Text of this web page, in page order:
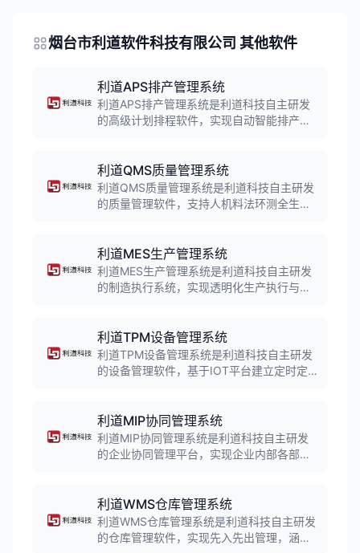
烟台市利道软件科技有限公司 其他软件
利道APS排产管理系统
利道APS排产管理系统是利道科技自主研发
的高级计划排程软件，实现自动智能排产，
利用率和交付准时率。
利道QMS质量管理系统
利道QMS质量管理系统是利道科技自主研发
的质量管理软件，支持人机料法环测全生产
提升产品质量和客户满意度。
利道MES生产管理系统
利道MES生产管理系统是利道科技自主研发
的制造执行系统，实现透明化生产执行与现
备维护等核心模块，帮助企业实现生产过程
数字化、精细化管理。
利道TPM设备管理系统
利道TPM设备管理系统是利道科技自主研发
的设备管理软件，基于IOT平台建立定时定
效率，降低设备故障率。
利道MIP协同管理系统
利道MIP协同管理系统是利道科技自主研发
的企业协同管理平台，实现企业内部各部门
效率和协同能力。
利道WMS仓库管理系统
利道WMS仓库管理系统是利道科技自主研发
的仓库管理软件，实现先入先出管理，涵盖